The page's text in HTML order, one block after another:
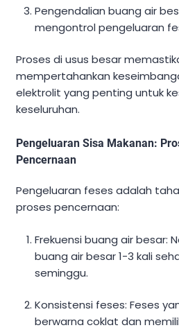
Pengendalian buang air
mengontrol pengeluaran
Proses di usus besar
mempertahankan
elektrolit yang penting untuk
keseluruhan.
Pengeluaran Sisa Makanan:
Pencernaan
Pengeluaran feses adalah
proses pencernaan:
Frekuensi buang air besar:
buang air besar 1-3 kali
seminggu.
Konsistensi feses: Feses
berwarna coklat dan